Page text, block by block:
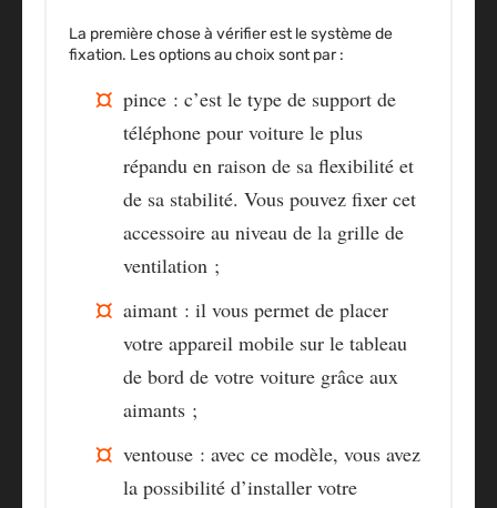
La première chose à vérifier est le système de
fixation. Les options au choix sont par :
pince : c’est le type de support de
téléphone pour voiture le plus
répandu en raison de sa flexibilité et
de sa stabilité. Vous pouvez fixer cet
accessoire au niveau de la grille de
ventilation ;
aimant : il vous permet de placer
votre appareil mobile sur le tableau
de bord de votre voiture grâce aux
aimants ;
ventouse : avec ce modèle, vous avez
la possibilité d’installer votre